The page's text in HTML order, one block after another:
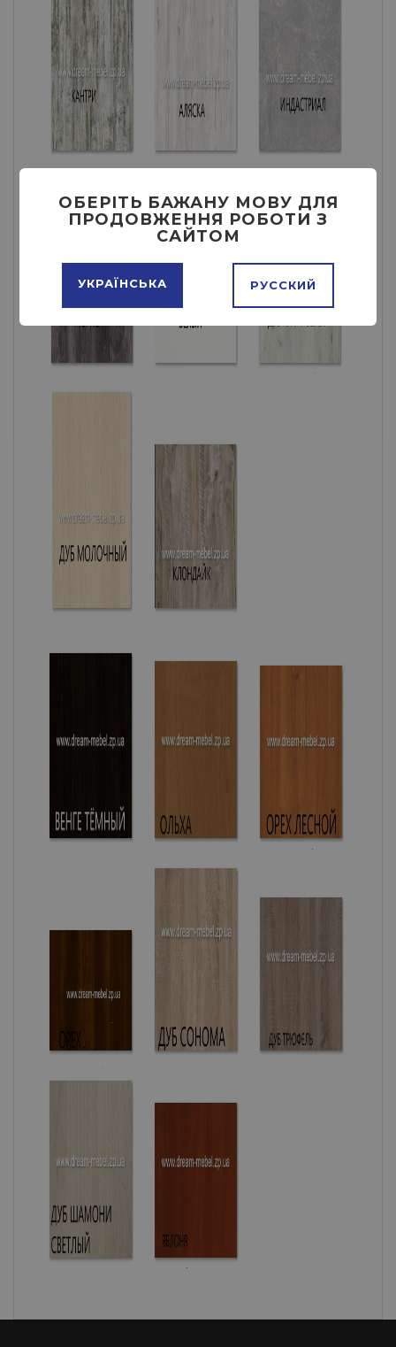
ОБЕРІТЬ БАЖАНУ МОВУ ДЛЯ
ПРОДОВЖЕННЯ РОБОТИ З
САЙТОМ
УКРАЇНСЬКА РУССКИЙ